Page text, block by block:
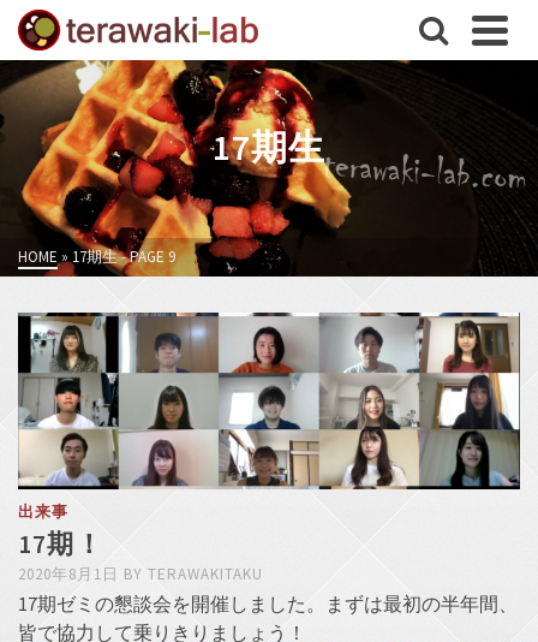
17期生
HOME » 17期生- PAGE 9
出来事
17期！
2020年8月1日 BY TERAWAKITAKU
17期ゼミの懇談会を開催しました。まずは最初の半年間、
皆で協力して乗りきりましょう！